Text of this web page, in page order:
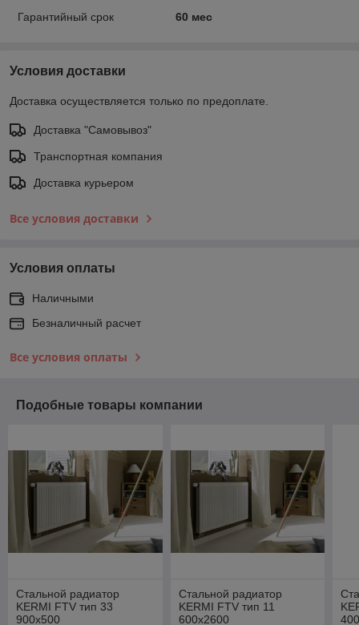
Гарантийный срок
60 мес
Условия доставки
Доставка осуществляется только по предоплате.
Доставка "Самовывоз"
Транспортная компания
Доставка курьером
Все условия доставки
Условия оплаты
Наличными
Безналичный расчет
Все условия оплаты
Подобные товары компании
Стальной радиатор
KERMI FTV тип 33
900х500
Стальной радиатор
KERMI FTV тип 11
600х2600